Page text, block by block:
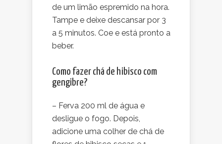
de um limão espremido na hora.
Tampe e deixe descansar por 3
a 5 minutos. Coe e está pronto a
beber.
Como fazer chá de hibisco com
gengibre?
– Ferva 200 ml de água e
desligue o fogo. Depois,
adicione uma colher de chá de